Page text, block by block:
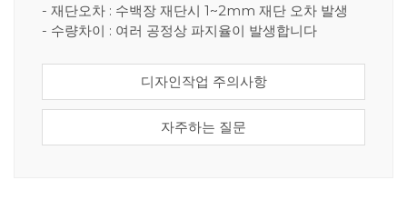
- 재단오차 : 수백장 재단시 1~2mm 재단 오차 발생
- 수량차이 : 여러 공정상 파지율이 발생합니다
디자인작업 주의사항
자주하는 질문